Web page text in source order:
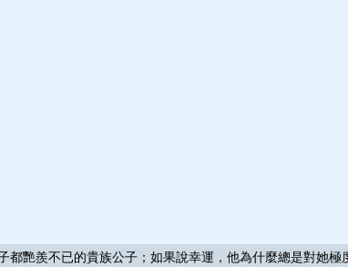
羨不已的貴族公子；如果說幸運，他為什麼總是對她極